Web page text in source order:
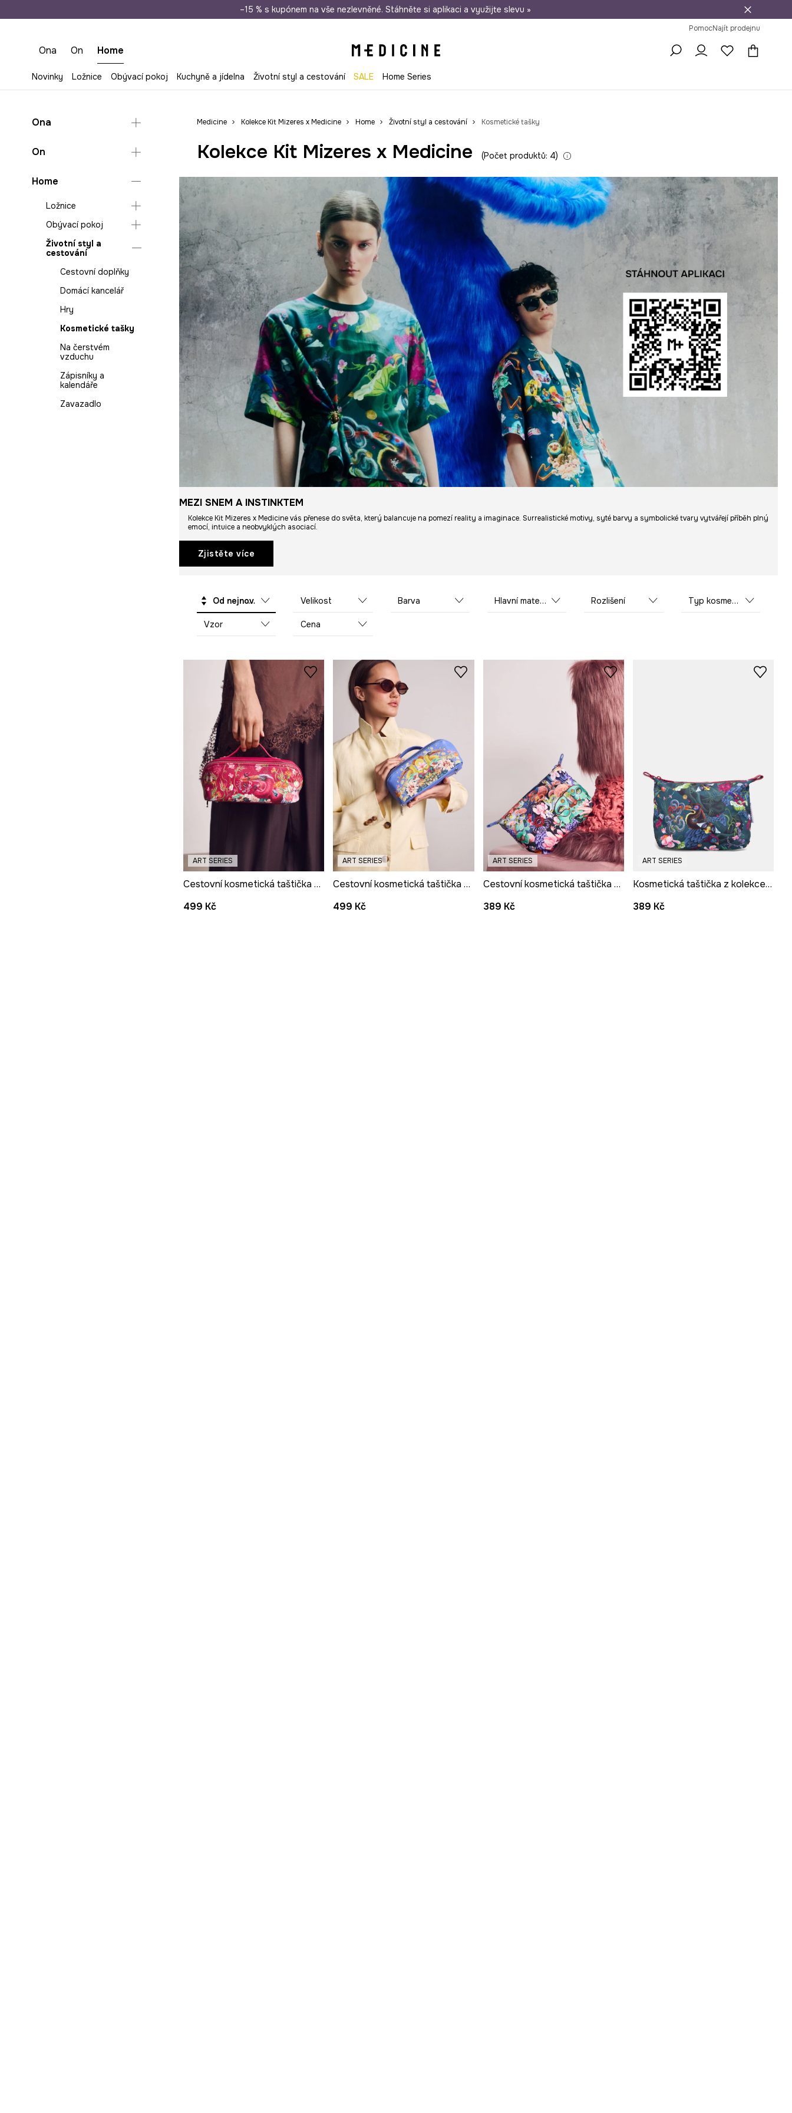
Doprava zdarma při nákupu nad 1 200 Kč Odeslání i do 24 hodin 30 dní na vrácení zboží
–15 % s kupónem na vše nezlevněné. Stáhněte si aplikaci a využijte slevu »
PomocNajít prodejnu
Ona On Home
Novinky Ložnice Obývací pokoj Kuchyně a jídelna Životní styl a cestování SALE Home Series
Ona
Cestovní zavazadla
Čepice a klobouky
Peněženky
Plážové doplňky
Hry
Dárky
Kosmetické tašky
Halenky a košile
Mikiny
Saka
Topy
Soupravy
Šaty na svatbu
On
Mikiny
Polo
Spodní prádlo
Trička
Košile na svatbu
Home
Ložnice
Deky a plédy do
Ložní povlečení
Polštáře a povlaky
organizéry na šperky
Obývací pokoj
Deky a plédy do
obýváku
Organizéry na
do obýváku
Životní styl a
cestování
Cestovní doplňky
Domácí kancelář
Hry
Kosmetické tašky
Na čerstvém
vzduchu
Zápisníky a
kalendáře
Zavazadlo
Medicine Kolekce Kit Mizeres x Medicine Home Životní styl a cestování Kosmetické tašky
Kolekce Kit Mizeres x Medicine Počet produktů: 4
MEZI SNEM A INSTINKTEM
Kolekce Kit Mizeres x Medicine vás přenese do světa, který balancuje na pomezí reality a imaginace. Surrealistické motivy, syté barvy a symbolické tvary vytvářejí příběh plný
emocí, intuice a neobvyklých asociací.
Zjistěte více
Od nejnovějších Velikost Barva Hlavní materiál Rozlišení Typ kosmetické tašky
Vzor Cena
ART SERIES
Cestovní kosmetická taštička z imitace kůže z kolekce Kit Mizeres x Medicine
499 Kč
ART SERIES
Cestovní kosmetická taštička z imitace kůže z kolekce Kit Mizeres x Medicine
499 Kč
ART SERIES
Cestovní kosmetická taštička z kolekce Kit Mizeres x Medicine
389 Kč
ART SERIES
Kosmetická taštička z kolekce Kit Mizeres x Medicine
389 Kč